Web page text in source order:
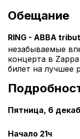
Обещание
RING - ABBA
незабываемые
концерта в
билет на лучшее
Пятница, 6
Начало 21ч